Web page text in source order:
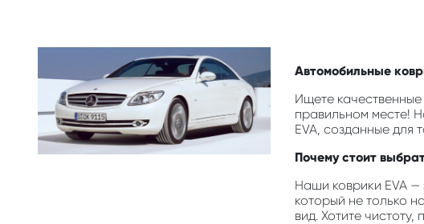
Автомобильные
Ищете
правильном месте!
EVA, созданные для
Почему стоит
Наши коврики EVA —
который не только
вид. Хотите